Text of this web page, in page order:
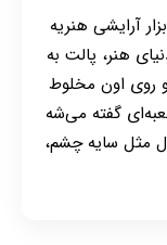
آرایشی‌ هنریه
هنر، پالت به
روی اون مخلوط
گفته می‌شه
مثل سایه چشم،